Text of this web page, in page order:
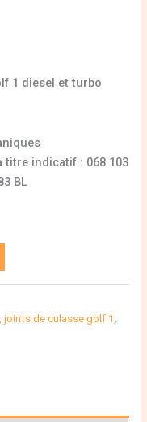
1 diesel et turbo
titre indicatif : 068 103
BL
joints de culasse golf 1 ,